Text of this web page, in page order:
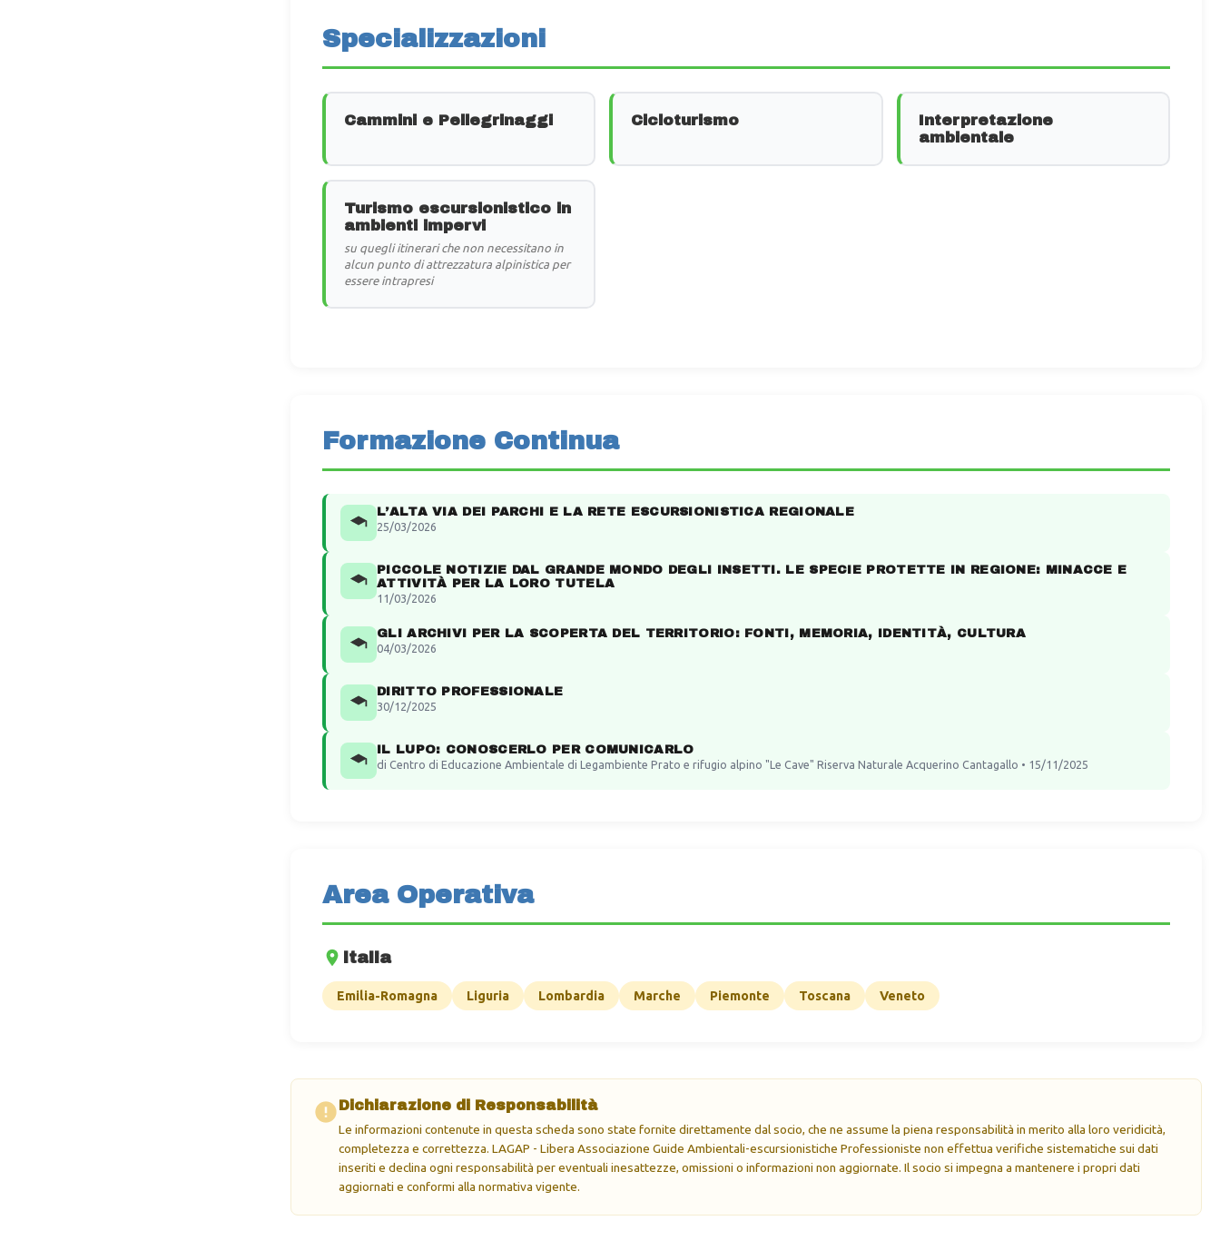
Specializzazioni
Cammini e Pellegrinaggi Cicloturismo
Interpretazione
ambientale
Turismo escursionistico in
ambienti impervi
su quegli itinerari che non necessitano in
alcun punto di attrezzatura alpinistica per
essere intrapresi
Formazione Continua
L’ALTA VIA DEI PARCHI E LA RETE ESCURSIONISTICA REGIONALE
25/03/2026
PICCOLE NOTIZIE DAL GRANDE MONDO DEGLI INSETTI. LE SPECIE PROTETTE IN REGIONE: MINACCE E
ATTIVITÀ PER LA LORO TUTELA
11/03/2026
GLI ARCHIVI PER LA SCOPERTA DEL TERRITORIO: FONTI, MEMORIA, IDENTITÀ, CULTURA
04/03/2026
DIRITTO PROFESSIONALE
30/12/2025
IL LUPO: CONOSCERLO PER COMUNICARLO
di Centro di Educazione Ambientale di Legambiente Prato e rifugio alpino "Le Cave" Riserva Naturale Acquerino Cantagallo • 15/11/2025
Area Operativa
Italia
Emilia-Romagna Liguria Lombardia Marche Piemonte Toscana Veneto
Dichiarazione di Responsabilità
Le informazioni contenute in questa scheda sono state fornite direttamente dal socio, che ne assume la piena responsabilità in merito alla loro veridicità,
completezza e correttezza. LAGAP - Libera Associazione Guide Ambientali-escursionistiche Professioniste non effettua verifiche sistematiche sui dati
inseriti e declina ogni responsabilità per eventuali inesattezze, omissioni o informazioni non aggiornate. Il socio si impegna a mantenere i propri dati
aggiornati e conformi alla normativa vigente.